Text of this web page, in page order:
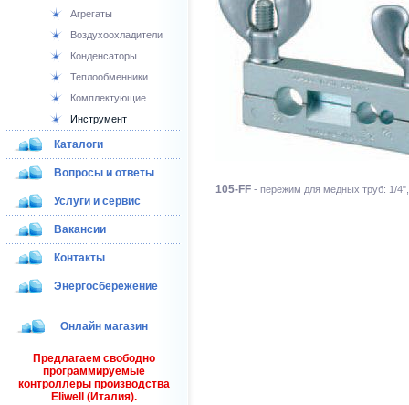
Агрегаты
Воздухоохладители
Конденсаторы
Теплообменники
Комплектующие
Инструмент
Каталоги
Вопросы и ответы
Услуги и сервис
Вакансии
Контакты
Энергосбережение
Онлайн магазин
Предлагаем свободно
программируемые
контроллеры производства
Eliwell (Италия).
105-FF - пережим для медных труб: 1/